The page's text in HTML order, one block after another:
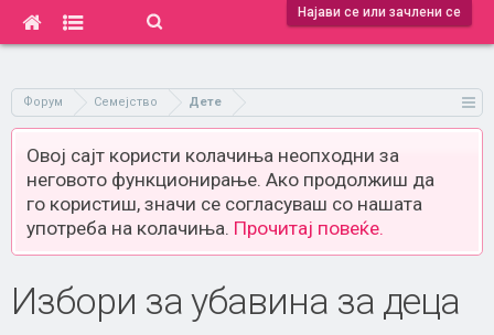
Најави се или зачлени се
Форум Семејство Дете
Овој сајт користи колачиња неопходни за
неговото функционирање. Ако продолжиш да
го користиш, значи се согласуваш со нашата
употреба на колачиња. Прочитај повеќе.
Избори за убавина за деца